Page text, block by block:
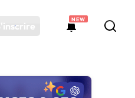
NEW